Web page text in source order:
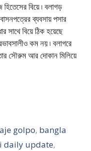
হিতেসের বিয়ে ৷ বলাগড়
বাসনপত্রের ব্যবসায় পসার
সাথে বিয়ে ঠিক হয়েছে
কম নয় ৷ বলাগরে
সৌরুম আর দোকান মিলিয়ে
golpo, bangla
daily update,